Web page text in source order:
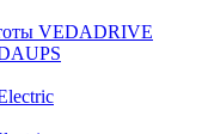
VEDADRIVE